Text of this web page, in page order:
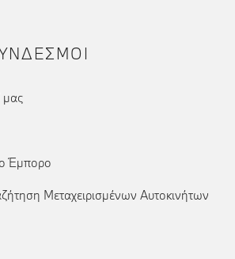
μας
Έμπορο
Μεταχειρισμένων Αυτοκινήτων